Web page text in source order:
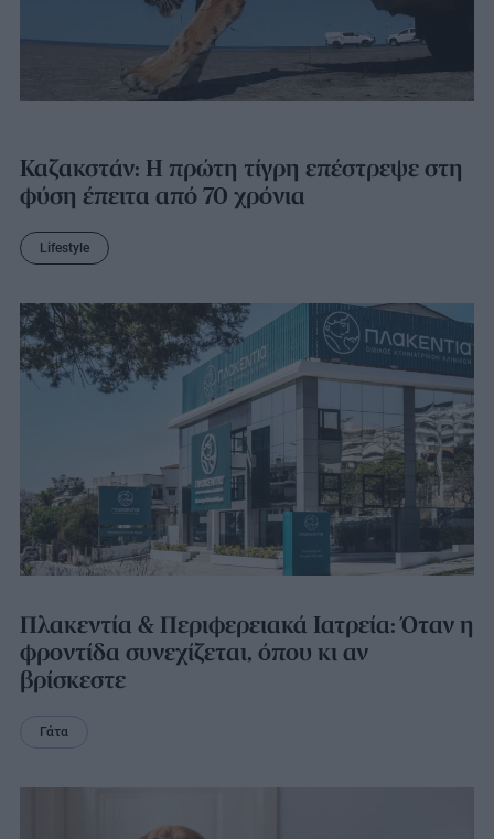
Καζακστάν: Η πρώτη τίγρη επέστρεψε στη
φύση έπειτα από 70 χρόνια
Lifestyle
Πλακεντία & Περιφερειακά Ιατρεία: Όταν η
φροντίδα συνεχίζεται, όπου κι αν
βρίσκεστε
Γάτα